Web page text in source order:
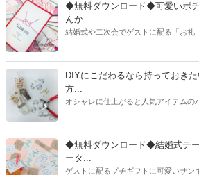
す。ダウンロードしたデザインを印刷
も・・・♡紙質や柄などでガラッと印
◆無料ダウンロード◆可愛いポチ
んか...
結婚式や二次会でゲストに配る「お礼
袋で用意しませんか？今回の記事で
ください。いつもStrawberryを読んで
伝いが少しでも出来れば嬉しいです♡
DIYにこだわるなら持っておき
方...
オシャレに仕上がると人気アイテムの
ールなどに開けた穴につける金具の
り、付けるものの素材や色にあわせて
◆無料ダウンロード◆結婚式テー
ータ...
ゲストに配るプチギフトに可愛いサン